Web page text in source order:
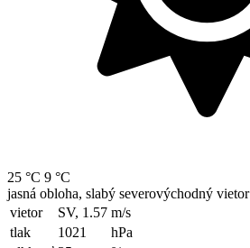
25 °C 9 °C
jasná obloha, slabý severovýchodný vietor
vietor
SV, 1.57 m/s
tlak
1021
hPa